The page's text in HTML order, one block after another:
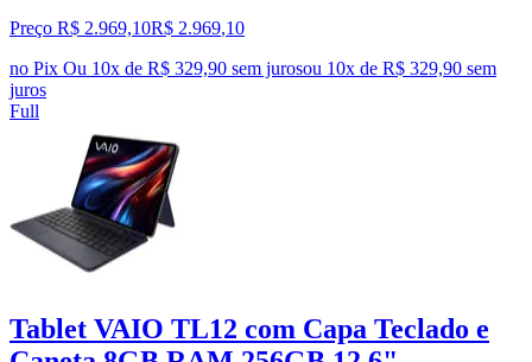
Preço R$ 2.969,10R$ 2.969,10
no Pix Ou 10x de R$ 329,90 sem jurosou 10x de R$ 329,90 sem
juros
Full
Tablet VAIO TL12 com Capa Teclado e